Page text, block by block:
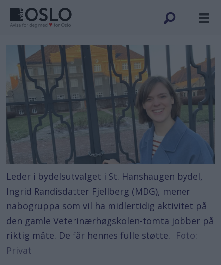
Leder i bydelsutvalget i St. Hanshaugen bydel,
Ingrid Randisdatter Fjellberg (MDG), mener
nabogruppa som vil ha midlertidig aktivitet på
den gamle Veterinærhøgskolen-tomta jobber på
riktig måte. De får hennes fulle støtte. Foto:
Privat